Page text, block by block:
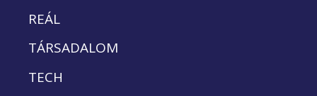
REÁL
TÁRSADALOM
TECH